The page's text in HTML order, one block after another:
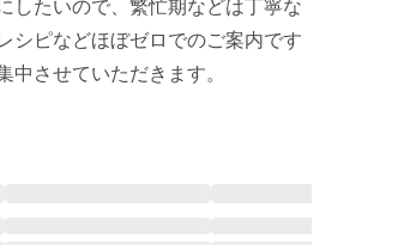
したいので、繁忙期などは丁寧な
シピなどほぼゼロでのご案内です
させていただきます。